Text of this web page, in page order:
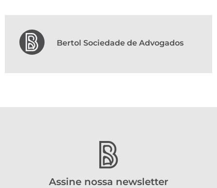
Bertol Sociedade de Advogados
Assine nossa newsletter